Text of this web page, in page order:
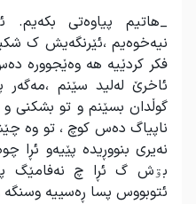
_هاتیم پیاوەتی
نیەخوەیم ،ئێرنگەیش ک
فکر کردێیە هە وەێجوورە
ئاخرێ لەلید سێنم
گوڵدان بسێنم و تو بشکنی
ناپیاگ دەس کوچ ، تو وە
نەیری بنووڕیدە پێیەو
بۊش گ ئڕا چ نەفامێگ
ئتوبووس پسا ڕەسییە